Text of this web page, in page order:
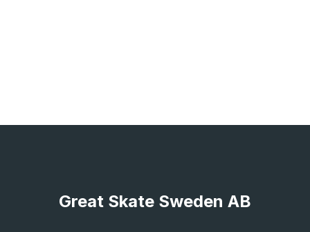
Great Skate Sweden AB